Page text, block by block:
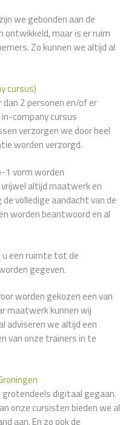
we gebonden aan de
maar is er ruim
Zo kunnen we altijd al
cursus)
2 personen en/of er
company cursus
verzorgen we door heel
worden verzorgd.
1 vorm worden
altijd maatwerk en
volledige aandacht van de
worden beantwoord en al
een ruimte tot de
gegeven.
worden gekozen een van
maatwerk kunnen wij
adviseren we altijd een
van onze trainers in te
grotendeels digitaal gegaan.
onze cursisten bieden we al
aan. En zo ook de